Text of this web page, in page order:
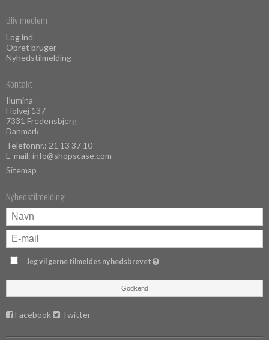
Bliv medlem
Log ind
Opret bruger
Nyhedstilmelding
Kontakt
Ilumina
Fiolvej 137
7331 Fredensbjerg
Danmark
Telefonnr.: 21 13 37 10
E-mail: info@shopscase.com
Sitemap
Nyhedstilmelding
Jeg vil gerne tilmeldes nyhedsbrevet
Godkend
Facebook Twitter